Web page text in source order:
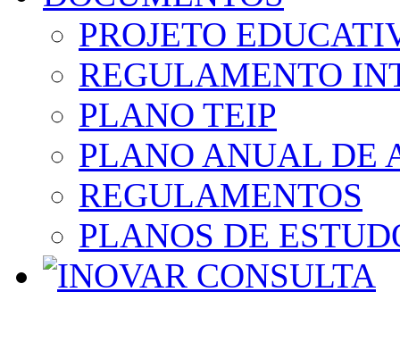
PROJETO
REGULAMENTO
PLANO TEIP
PLANO ANUAL DE
REGULAMENTOS
PLANOS DE